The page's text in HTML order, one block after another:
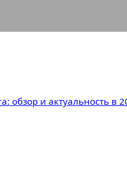
обзор и актуальность в